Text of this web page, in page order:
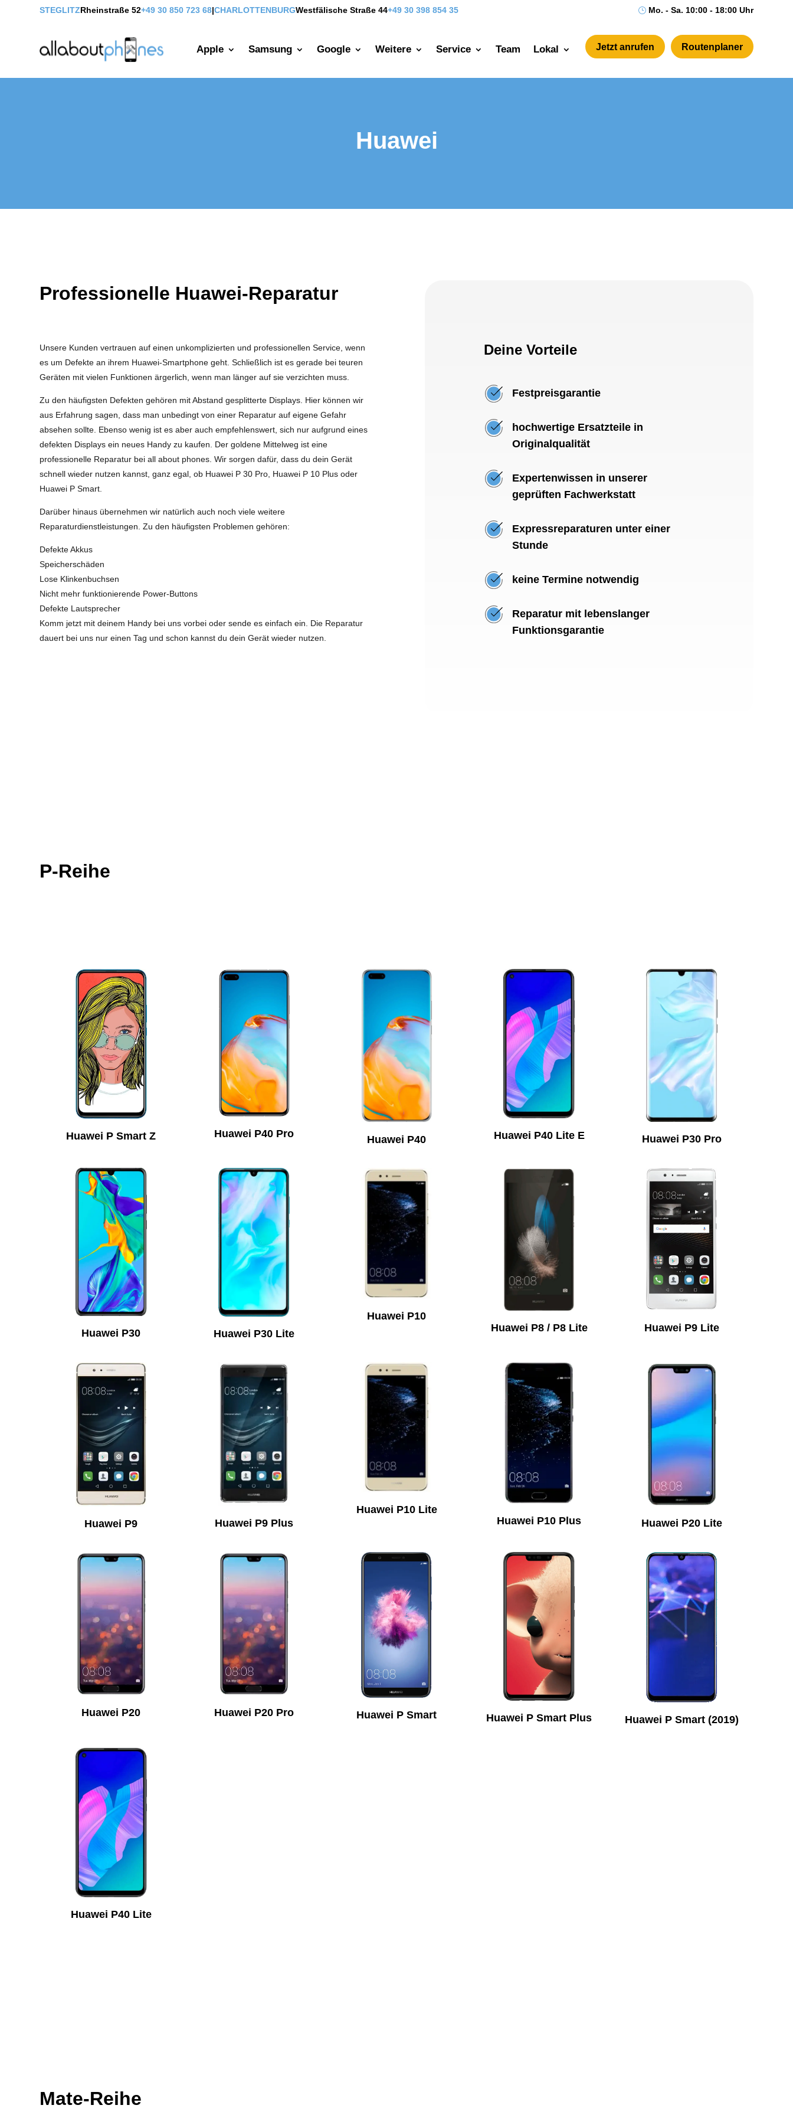
STEGLITZRheinstraße 52+49 30 850 723 68|CHARLOTTENBURGWestfälische Straße 44+49 30 398 854 35 } Mo. - Sa. 10:00 - 18:00 Uhr
Apple Samsung Google Weitere Service Team Lokal Jetzt anrufen Routenplaner
Huawei
Professionelle Huawei-Reparatur
Unsere Kunden vertrauen auf einen unkomplizierten und professionellen Service, wenn
es um Defekte an ihrem Huawei-Smartphone geht. Schließlich ist es gerade bei teuren
Geräten mit vielen Funktionen ärgerlich, wenn man länger auf sie verzichten muss.
Zu den häufigsten Defekten gehören mit Abstand gesplitterte Displays. Hier können wir
aus Erfahrung sagen, dass man unbedingt von einer Reparatur auf eigene Gefahr
absehen sollte. Ebenso wenig ist es aber auch empfehlenswert, sich nur aufgrund eines
defekten Displays ein neues Handy zu kaufen. Der goldene Mittelweg ist eine
professionelle Reparatur bei all about phones. Wir sorgen dafür, dass du dein Gerät
schnell wieder nutzen kannst, ganz egal, ob Huawei P 30 Pro, Huawei P 10 Plus oder
Huawei P Smart.
Darüber hinaus übernehmen wir natürlich auch noch viele weitere
Reparaturdienstleistungen. Zu den häufigsten Problemen gehören:
Defekte Akkus
Speicherschäden
Lose Klinkenbuchsen
Nicht mehr funktionierende Power-Buttons
Defekte Lautsprecher
Komm jetzt mit deinem Handy bei uns vorbei oder sende es einfach ein. Die Reparatur
dauert bei uns nur einen Tag und schon kannst du dein Gerät wieder nutzen.
Deine Vorteile
Festpreisgarantie
hochwertige Ersatzteile in
Originalqualität
Expertenwissen in unserer
geprüften Fachwerkstatt
Expressreparaturen unter einer
Stunde
keine Termine notwendig
Reparatur mit lebenslanger
Funktionsgarantie
P-Reihe
Huawei P Smart Z Huawei P40 Pro
Huawei P40 Huawei P40 Lite E Huawei P30 Pro
Huawei P30 Huawei P30 Lite
Huawei P10
Huawei P8 / P8 Lite
Huawei P9 Lite
Huawei P9 Huawei P9 Plus
Huawei P10 Lite
Huawei P10 Plus
Huawei P20 Lite
Huawei P20 Huawei P20 Pro Huawei P Smart Huawei P Smart Plus Huawei P Smart (2019)
Huawei P40 Lite
Mate-Reihe